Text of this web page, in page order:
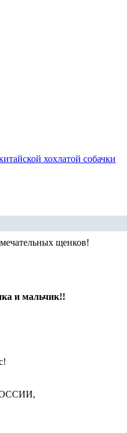
хохлатой собачки
щенков!
и мальчик!!